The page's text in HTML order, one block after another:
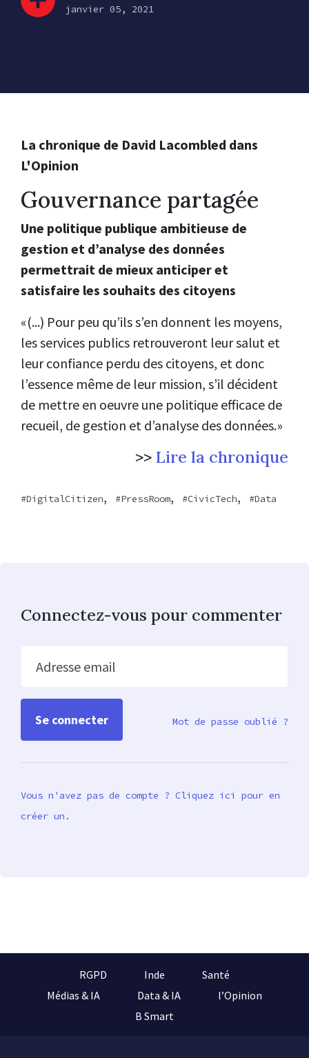
janvier 05, 2021
La chronique de David Lacombled dans
L'Opinion
Gouvernance partagée
Une politique publique ambitieuse de
gestion et d’analyse des données
permettrait de mieux anticiper et
satisfaire les souhaits des citoyens
«(...) Pour peu qu’ils s’en donnent les moyens,
les services publics retrouveront leur salut et
leur confiance perdu des citoyens, et donc
l’essence même de leur mission, s’il décident
de mettre en oeuvre une politique efficace de
recueil, de gestion et d’analyse des données.»
>> Lire la chronique
DigitalCitizen, PressRoom, CivicTech, Data
Connectez-vous pour commenter
Adresse email
Mot de passe oublié ?
Vous n'avez pas de compte ? Cliquez ici pour en
créer un.
RGPD Inde
Santé
Médias & IA
Data & IA
l’Opinion
B Smart